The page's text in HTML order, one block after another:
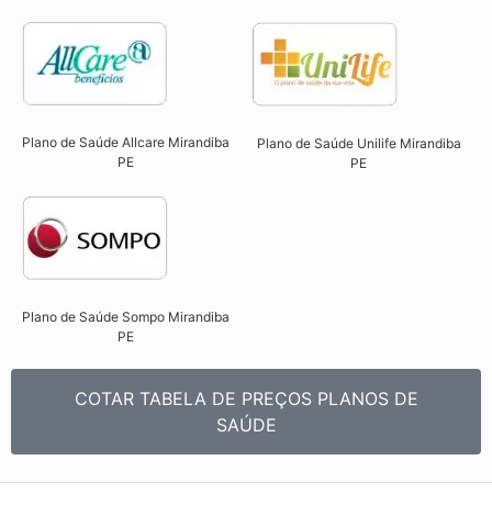
Plano de Saúde Allcare Mirandiba
PE​
Plano de Saúde Unilife Mirandiba
PE​
Plano de Saúde Sompo Mirandiba
PE​
COTAR TABELA DE PREÇOS PLANOS DE
SAÚDE